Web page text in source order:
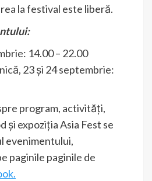
la festival este liberă.
14.00 – 22.00
23 și 24 septembrie:
program, activități,
și expoziția Asia Fest se
evenimentului,
paginile paginile de